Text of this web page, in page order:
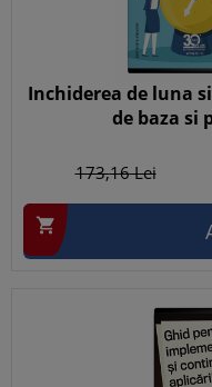
Inchiderea de luna
de baza si
173,16Lei
